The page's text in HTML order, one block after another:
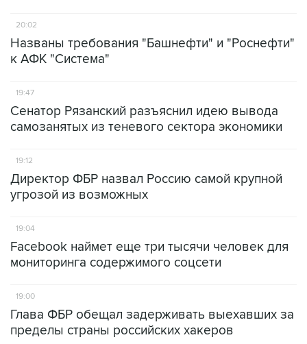
20:02
Названы требования "Башнефти" и "Роснефти"
к АФК "Система"
19:47
Сенатор Рязанский разъяснил идею вывода
самозанятых из теневого сектора экономики
19:12
Директор ФБР назвал Россию самой крупной
угрозой из возможных
19:04
Facebook наймет еще три тысячи человек для
мониторинга содержимого соцсети
19:00
Глава ФБР обещал задерживать выехавших за
пределы страны российских хакеров